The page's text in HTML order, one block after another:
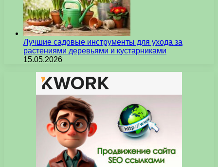
Лучшие садовые инструменты для ухода за
растениями деревьями и кустарниками
15.05.2026